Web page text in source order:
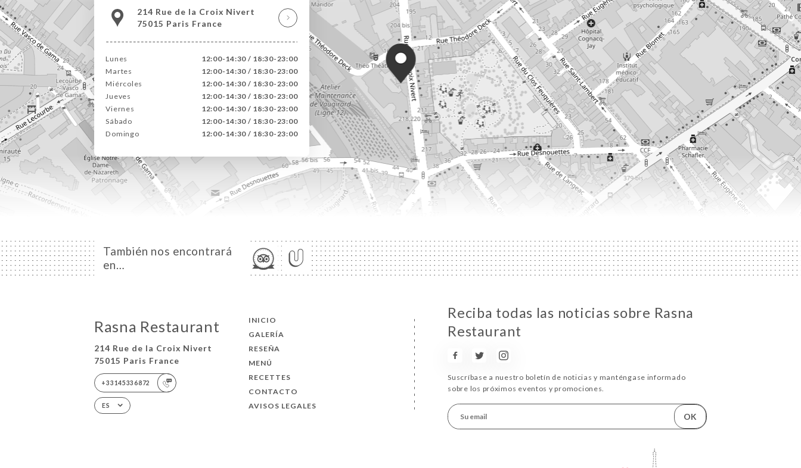
214 Rue de la Croix Nivert
75015 Paris France
Lunes
12:00-14:30 / 18:30-23:00
Martes
12:00-14:30 / 18:30-23:00
Miércoles
12:00-14:30 / 18:30-23:00
Jueves
12:00-14:30 / 18:30-23:00
Viernes
12:00-14:30 / 18:30-23:00
Sábado
12:00-14:30 / 18:30-23:00
Domingo
12:00-14:30 / 18:30-23:00
También nos encontrará
en…
Rasna Restaurant
214 Rue de la Croix Nivert
75015 Paris France
+33145336872
ES
INICIO
GALERÍA
RESEÑA
MENÚ
RECETTES
CONTACTO
AVISOS LEGALES
Reciba todas las noticias sobre Rasna
Restaurant
Suscríbase a nuestro boletín de noticias y manténgase informado
sobre los próximos eventos y promociones.
OK